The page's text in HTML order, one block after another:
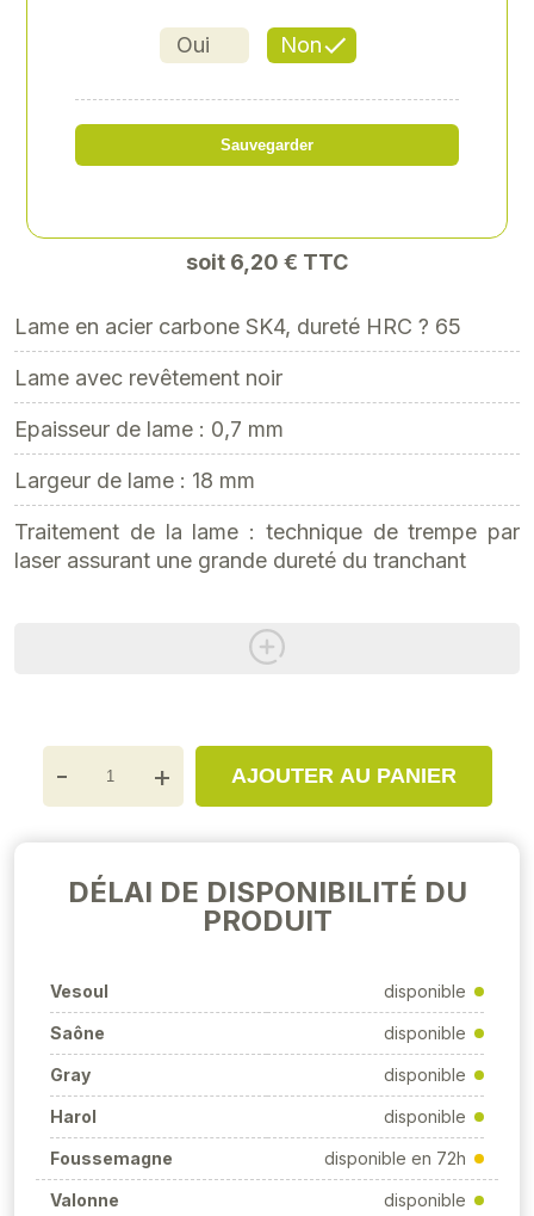
ETUI 10 LAMES 18MM
Référence: XY-XY797707P02
soit 6,20 € TTC
Lame en acier carbone SK4, dureté HRC ? 65
Lame avec revêtement noir
Epaisseur de lame : 0,7 mm
Largeur de lame : 18 mm
Traitement de la lame : technique de trempe par
laser assurant une grande dureté du tranchant
- + AJOUTER AU PANIER
DÉLAI DE DISPONIBILITÉ DU
PRODUIT
Vesoul disponible
Saône disponible
Gray disponible
Harol disponible
Foussemagne disponible en 72h
Valonne disponible
Oui Non
Sauvegarder